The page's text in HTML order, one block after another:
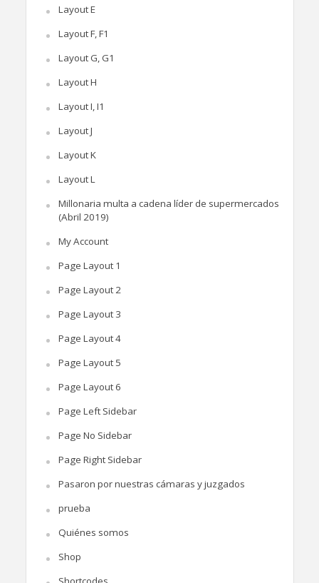
Layout E
Layout F, F1
Layout G, G1
Layout H
Layout I, I1
Layout J
Layout K
Layout L
Millonaria multa a cadena líder de supermercados
(Abril 2019)
My Account
Page Layout 1
Page Layout 2
Page Layout 3
Page Layout 4
Page Layout 5
Page Layout 6
Page Left Sidebar
Page No Sidebar
Page Right Sidebar
Pasaron por nuestras cámaras y juzgados
prueba
Quiénes somos
Shop